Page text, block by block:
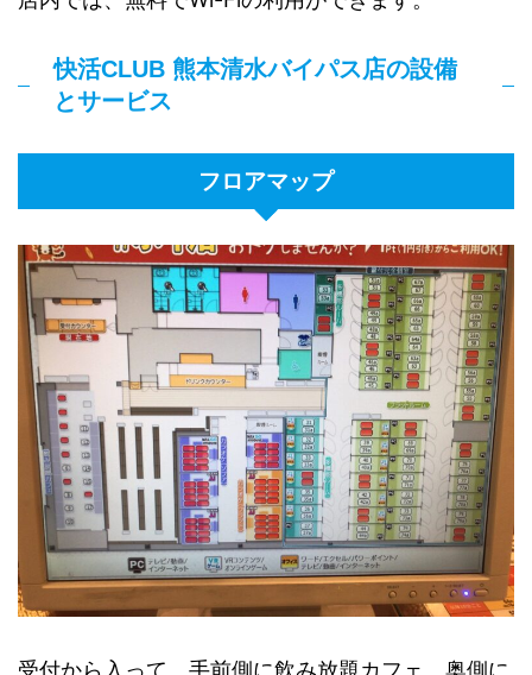
快活CLUB 熊本清水バイパス店の設備
とサービス
フロアマップ
受付から入って、手前側に飲み放題カフェ、奥側に